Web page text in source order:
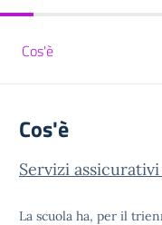
Cos'è
Cos'è
Servizi
La scuola ha, per il